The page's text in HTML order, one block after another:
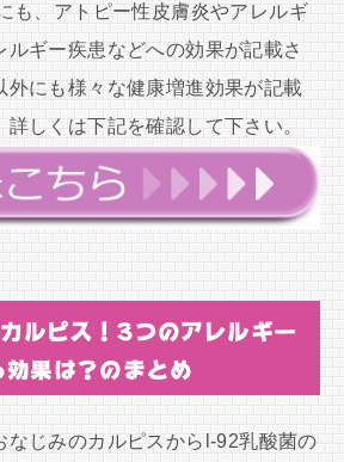
も、アトピー性皮膚炎やアレルギ
ルギー疾患などへの効果が記載さ
外にも様々な健康増進効果が記載
しくは下記を確認して下さい。
ルピス！3つのアレルギー
果は？のまとめ
なじみのカルピスからl-92乳酸菌の